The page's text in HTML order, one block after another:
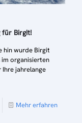
für Birgit!
hin wurde Birgit
organisierten
Ihre jahrelange
Mehr erfahren